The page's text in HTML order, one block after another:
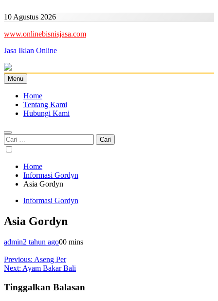
to
10 Agustus 2026
www.onlinebisnisjasa.com
Jasa Iklan Online
Menu
Home
Tentang Kami
Hubungi Kami
Cari
untuk:
Home
Informasi Gordyn
Asia Gordyn
Informasi Gordyn
Asia Gordyn
admin2 tahun ago00 mins
Navigasi
pos
Previous: Aseng Per
Next: Ayam Bakar Bali
Tinggalkan Balasan